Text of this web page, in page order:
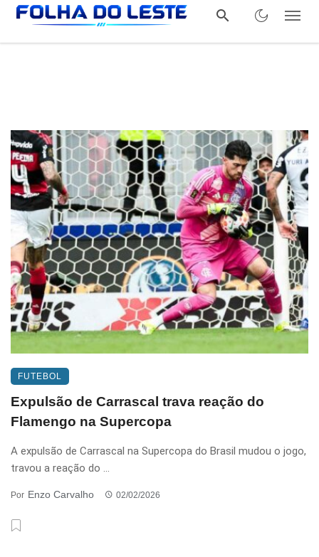
FUTEBOL
Expulsão de Carrascal trava reação do
Flamengo na Supercopa
A expulsão de Carrascal na Supercopa do Brasil mudou o jogo,
travou a reação do ...
Por Enzo Carvalho 02/02/2026